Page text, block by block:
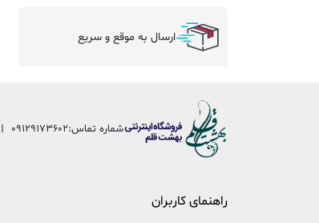
ارسال به موقع و سریع
شماره تماس:09129173602
راهنمای کاربران